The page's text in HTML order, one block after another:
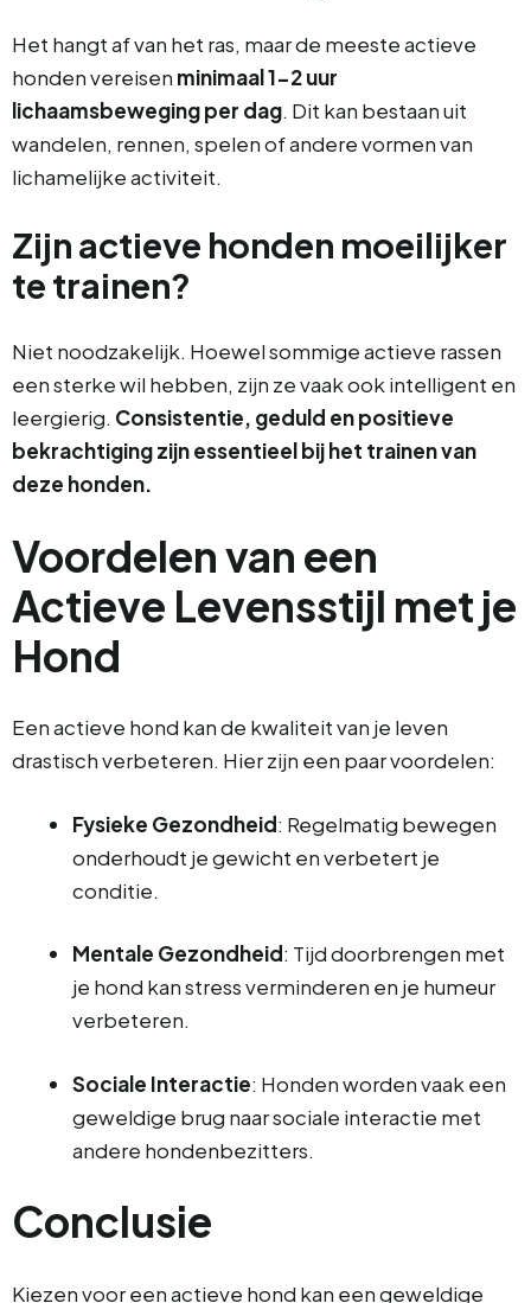
Het hangt af van het ras, maar de meeste actieve
honden vereisen minimaal 1-2 uur
lichaamsbeweging per dag. Dit kan bestaan uit
wandelen, rennen, spelen of andere vormen van
lichamelijke activiteit.
Zijn actieve honden moeilijker
te trainen?
Niet noodzakelijk. Hoewel sommige actieve rassen
een sterke wil hebben, zijn ze vaak ook intelligent en
leergierig. Consistentie, geduld en positieve
bekrachtiging zijn essentieel bij het trainen van
deze honden.
Voordelen van een
Actieve Levensstijl met je
Hond
Een actieve hond kan de kwaliteit van je leven
drastisch verbeteren. Hier zijn een paar voordelen:
Fysieke Gezondheid: Regelmatig bewegen
onderhoudt je gewicht en verbetert je
conditie.
Mentale Gezondheid: Tijd doorbrengen met
je hond kan stress verminderen en je humeur
verbeteren.
Sociale Interactie: Honden worden vaak een
geweldige brug naar sociale interactie met
andere hondenbezitters.
Conclusie
Kiezen voor een actieve hond kan een geweldige